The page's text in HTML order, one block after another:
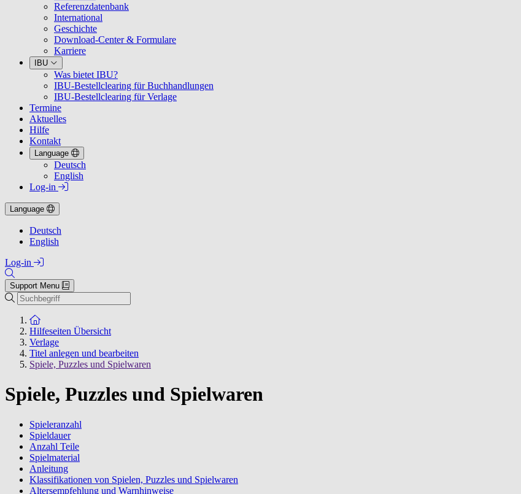
Referenzdatenbank
International
Geschichte
Download-Center & Formulare
Karriere
IBU
Was bietet IBU?
IBU-Bestellclearing für Buchhandlungen
IBU-Bestellclearing für Verlage
Termine
Aktuelles
Hilfe
Kontakt
Language
Deutsch
English
Log-in
Language
Deutsch
English
Log-in
Support Menu
Suchen
Zur Startseite
Hilfeseiten Übersicht
Verlage
Titel anlegen und bearbeiten
Spiele, Puzzles und Spielwaren
Spiele, Puzzles und Spielwaren
Spieleranzahl
Spieldauer
Anzahl Teile
Spielmaterial
Anleitung
Klassifikationen von Spielen, Puzzles und Spielwaren
Altersempfehlung und Warnhinweise